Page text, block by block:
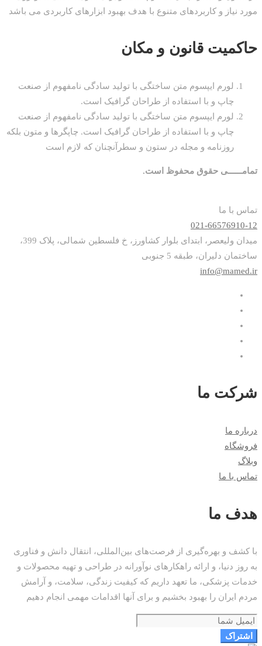
مورد نیاز و کاربردهای متنوع با هدف بهبود ابزارهای کاربردی می باشد
حاکمیت قانون و مکان
لورم ایپسوم متن ساختگی با تولید سادگی نامفهوم از صنعت
چاپ و با استفاده از طراحان گرافیک است.
لورم ایپسوم متن ساختگی با تولید سادگی نامفهوم از صنعت
چاپ و با استفاده از طراحان گرافیک است. چاپگرها و متون بلکه
روزنامه و مجله در ستون و سطرآنچنان که لازم است
تمامــــــی حقوق محفوظ است.
تماس با ما
021-66576910-12
میدان ولیعصر، ابتدای بلوار کشاورز، خ فلسطین شمالی، پلاک 399،
ساختمان دلیران، طبقه 5 جنوبی
info@mamed.ir
شرکت ما
درباره ما
فروشگاه
وبلاگ
تماس با ما
هدف ما
با کشف و بهره‌گیری از فرصت‌های بین‌المللی، انتقال دانش و فناوری
به روز دنیا، و ارائه راهکارهای نوآورانه در طراحی و تهیه محصولات و
خدمات پزشکی، ما تعهد داریم که کیفیت زندگی، سلامت، و آرامش
مردم ایران را بهبود بخشیم و برای آنها اقدامات مهمی انجام دهیم
اشتراک